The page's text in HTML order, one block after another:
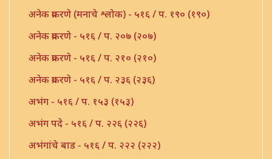
अनेक प्रकरणे (मनाचे श्लोक) - ५१६ / प. १९० (१९०)
अनेक प्रकरणे - ५१६ / प. २०७ (२०७)
अनेक प्रकरणे - ५१६ / प. २१० (२१०)
अनेक प्रकरणे - ५१६ / प. २३६ (२३६)
अभंग - ५१६ / प. १५३ (१५३)
अभंग पदे - ५१६ / प. २२६ (२२६)
अभंगांचे बाड - ५१६ / प. २२२ (२२२)